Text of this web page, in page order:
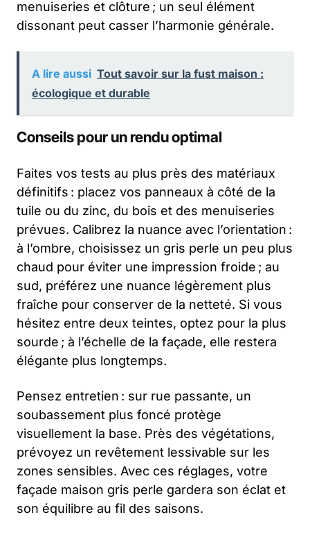
menuiseries et clôture ; un seul élément
dissonant peut casser l’harmonie générale.
A lire aussi Tout savoir sur la fust maison :
écologique et durable
Conseils pour un rendu optimal
Faites vos tests au plus près des matériaux
définitifs : placez vos panneaux à côté de la
tuile ou du zinc, du bois et des menuiseries
prévues. Calibrez la nuance avec l’orientation :
à l’ombre, choisissez un gris perle un peu plus
chaud pour éviter une impression froide ; au
sud, préférez une nuance légèrement plus
fraîche pour conserver de la netteté. Si vous
hésitez entre deux teintes, optez pour la plus
sourde ; à l’échelle de la façade, elle restera
élégante plus longtemps.
Pensez entretien : sur rue passante, un
soubassement plus foncé protège
visuellement la base. Près des végétations,
prévoyez un revêtement lessivable sur les
zones sensibles. Avec ces réglages, votre
façade maison gris perle gardera son éclat et
son équilibre au fil des saisons.